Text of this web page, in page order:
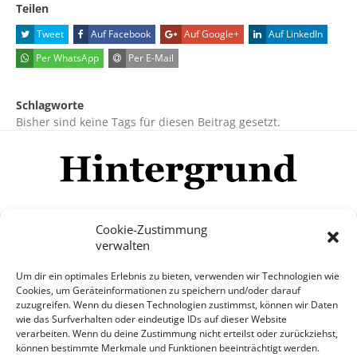
Cookie-Zustimmung
verwalten
Um dir ein optimales Erlebnis zu bieten, verwenden wir Technologien wie
Cookies, um Geräteinformationen zu speichern und/oder darauf
zuzugreifen. Wenn du diesen Technologien zustimmst, können wir Daten
wie das Surfverhalten oder eindeutige IDs auf dieser Website
verarbeiten. Wenn du deine Zustimmung nicht erteilst oder zurückziehst,
können bestimmte Merkmale und Funktionen beeinträchtigt werden.
Teilen
Tweet Auf Facebook Auf Google+
Auf LinkedIn
Per WhatsApp
Per E-Mail
Schlagworte
Bisher sind keine Tags für diesen Beitrag gesetzt.
Mehr
© Copyright Hintergrund.de, 2015 - 2026